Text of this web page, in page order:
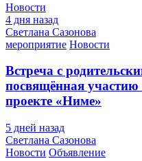
Новости
4 дня назад
Светлана Сазонова
мероприятие Новости
Встреча с
посвящённая
проекте «Ниме»
5 дней назад
Светлана Сазонова
Новости Объявление